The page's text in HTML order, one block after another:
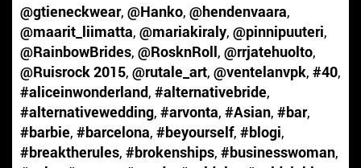
@gtieneckwear, @Hanko, @hendenvaara,
@maarit_liimatta, @mariakiraly, @pinnipuuteri,
@RainbowBrides, @RosknRoll, @rrjatehuolto,
@Ruisrock 2015, @rutale_art, @ventelanvpk, #40,
#aliceinwonderland, #alternativebride,
#alternativewedding, #arvonta, #Asian, #bar,
#barbie, #barcelona, #beyourself, #blogi,
#breaktherules, #brokenships, #businesswoman,